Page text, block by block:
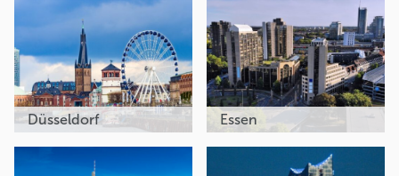
Düsseldorf Essen